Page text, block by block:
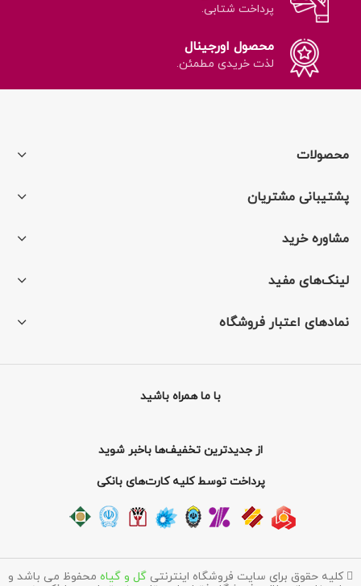
پرداخت شتابی.
محصول اورجینال
لذت خریدی مطمئن.
محصولات
پشتیبانی مشتریان
مشاوره خرید
لینک‌های مفید
نمادهای اعتبار فروشگاه
با ما همراه باشید
از جدیدترین تخفیف‌ها باخبر شوید
پرداخت توسط کلیه کارت‌های بانکی
کلیه حقوق برای سایت فروشگاه اینترنتی گل و گیاه محفوظ می باشد و